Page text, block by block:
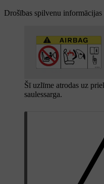
Drošības spilvenu informācijas
Šī uzlīme atrodas uz
saulessarga.